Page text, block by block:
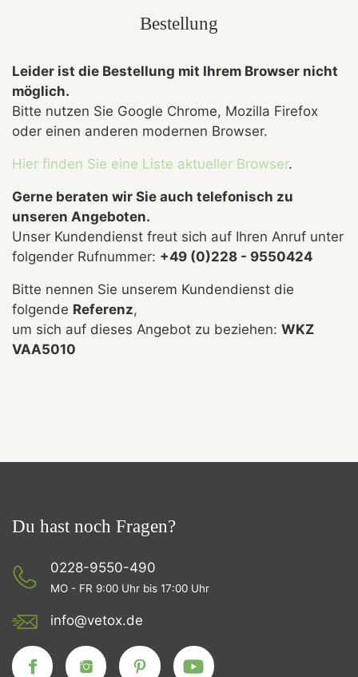
Bestellung
Leider ist die Bestellung mit Ihrem Browser nicht
möglich.
Bitte nutzen Sie Google Chrome, Mozilla Firefox
oder einen anderen modernen Browser.
Hier finden Sie eine Liste aktueller Browser.
Gerne beraten wir Sie auch telefonisch zu
unseren Angeboten.
Unser Kundendienst freut sich auf Ihren Anruf unter
folgender Rufnummer: +49 (0)228 - 9550424
Bitte nennen Sie unserem Kundendienst die
folgende Referenz,
um sich auf dieses Angebot zu beziehen: WKZ
VAA5010
Du hast noch Fragen?
0228-9550-490
MO - FR 9:00 Uhr bis 17:00 Uhr
info@vetox.de